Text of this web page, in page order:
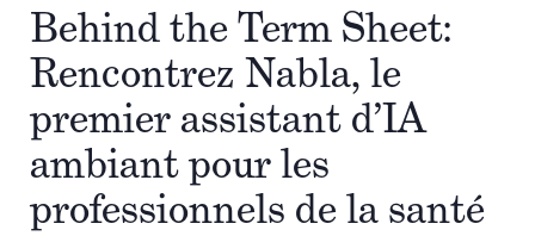
Behind the Term Sheet:
Rencontrez Nabla, le
premier assistant d’IA
ambiant pour les
professionnels de la santé